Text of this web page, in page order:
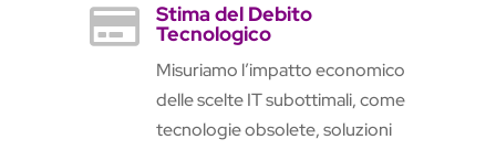
 Stima del Debito
Tecnologico
Misuriamo l’impatto economico
delle scelte IT subottimali, come
tecnologie obsolete, soluzioni